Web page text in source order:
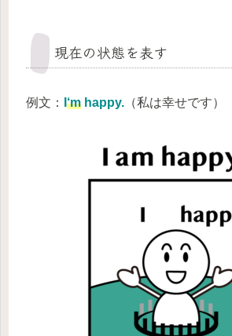
現在の状態を表す
例文： ‘m happy. （私は幸せです）